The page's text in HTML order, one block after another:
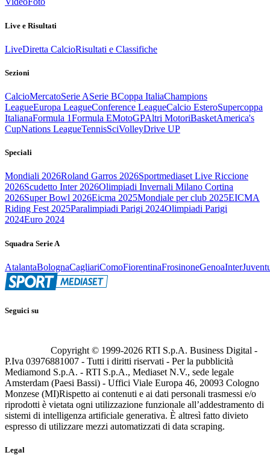
Live e Risultati
LiveDiretta CalcioRisultati e Classifiche
Sezioni
CalcioMercatoSerie ASerie BCoppa ItaliaChampions
LeagueEuropa LeagueConference LeagueCalcio EsteroSupercoppa
ItalianaFormula 1Formula EMotoGPAltri MotoriBasketAmerica's
CupNations LeagueTennisSciVolleyDrive UP
Speciali
Mondiali 2026Roland Garros 2026Sportmediaset Live Riccione
2026Scudetto Inter 2026Olimpiadi Invernali Milano Cortina
2026Super Bowl 2026Eicma 2025Mondiale per club 2025EICMA
Riding Fest 2025Paralimpiadi Parigi 2024Olimpiadi Parigi
2024Euro 2024
Squadra Serie A
AtalantaBolognaCagliariComoFiorentinaFrosinoneGenoaInter
Seguici su
Copyright © 1999-2026 RTI S.p.A. Business Digital -
P.Iva 03976881007 - Tutti i diritti riservati - Per la pubblicità
Mediamond S.p.A. - RTI S.p.A., Mediaset N.V., sede legale
Amsterdam (Paesi Bassi) - Uffici Viale Europa 46, 20093 Cologno
Monzese (MI)Rispetto ai contenuti e ai dati personali trasmessi e/o
riprodotti è vietata ogni utilizzazione funzionale all’addestramento di
sistemi di intelligenza artificiale generativa. È altresì fatto divieto
espresso di utilizzare mezzi automatizzati di data scraping.
Legal